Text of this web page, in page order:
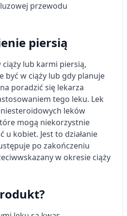
przewodu
piersią
ciąży lub karmi piersią,
być w ciąży lub gdy planuje
poradzić się lekarza
tego leku. Lek
leków
mogą niekorzystnie
u kobiet. Jest to działanie
po zakończeniu
w okresie ciąży